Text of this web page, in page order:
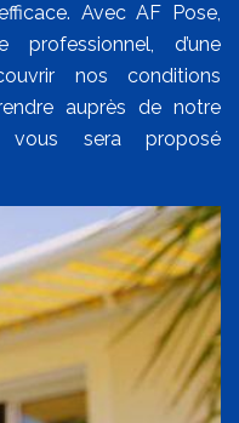
Avec AF Pose,
professionnel, d’une
nos conditions
auprès de notre
sera proposé